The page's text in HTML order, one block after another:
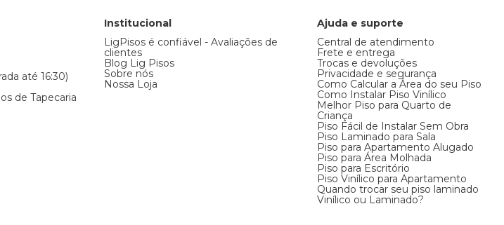
até 16:30)
de Tapecaria
Institucional
LigPisos é confiável - Avaliações de
clientes
Blog Lig Pisos
Sobre nós
Nossa Loja
Ajuda e suporte
Central de atendimento
Frete e entrega
Trocas e devoluções
Privacidade e segurança
Como Calcular a Área do seu Piso
Como Instalar Piso Vinílico
Melhor Piso para Quarto de
Criança
Piso Fácil de Instalar Sem Obra
Piso Laminado para Sala
Piso para Apartamento Alugado
Piso para Área Molhada
Piso para Escritório
Piso Vinílico para Apartamento
Quando trocar seu piso laminado
Vinílico ou Laminado?